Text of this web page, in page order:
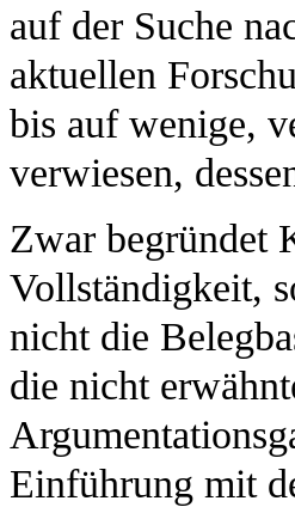
auf der Suche
aktuellen
bis auf wenige,
verwiesen,
Zwar begründet
Vollständigkeit,
nicht die
die nicht
Einführung mit